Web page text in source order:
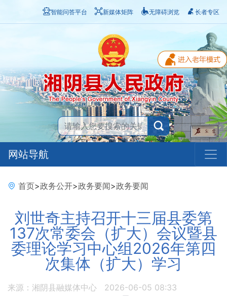
智能问答平台 新媒体矩阵 无障碍浏览 长者专区
网站导航
首页>政务公开>政务要闻>政务要闻
刘世奇主持召开十三届县委第
137次常委会（扩大）会议暨县
委理论学习中心组2026年第四
次集体（扩大）学习
来源：湘阴县融媒体中心
2026-06-05 08:33